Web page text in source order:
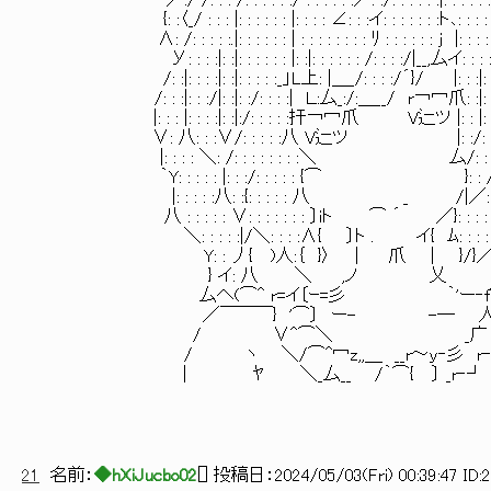
{: :〈_/ : : : |: : : : : : |: : : : ∠: : :イ: : : : : : :ト､: : : :
∧: /: : : : :.|: : : : : : | : : : : : : : : ﾘ : : : : : : j |: : : :
У: : : :|: :|: : : : : : |: :|: : : : : : /: : : :/|__,厶イ: : :
/: :|: : : :|: :|: : : : :_」L上: |＿_/: : : :/´}/ |: : :|: :
/: : :|: : :/|: :|: :/: : : :| Ｌ:厶_:/:＿__/ r￢冖爪: :|: :
|: : : |: : : :|: :|:/: : : : :扞￢冖爪 V辷ツ |: : |: :
∨: 八: : :∨/: : : : :八 V辷ツ |: :/: : :
|: : : : ＼: /: : : : : : : :＼ 厶/: :
｀Y: : : : : |: : :/: : : : : {⌒ }: : /:
|: : : : :八: :{: : : : : 八 _ /|／: :
八 : : : : : ∨: : : : : : : 〕iト ⌒ ´ ／}: : : :
＼: : : : :|/＼: : : :∧{ 〕ト . イ{ ﾑ: : : :
Y: : 丿{ )人:｛ }〉 | 爪 | }/}
} イ: 八 ＼ ,ノ 乂
厶へ(⌒^ r=イ〔ｰ=彡 ｀'ー‐f⌒
／￣￣￣} '⌒〕 ー- -― 人 ん
/ ∨^⌒＼ _广 ｛
/ ヽ ＼/⌒^冖z,,＿ __r～ｙ‐
| ﾔ ＼_厶__ /｀⌒{ 〕
21 名前： ◆hXiJucbo02 ] 投稿日： 2024/05/03(Fri) 00:39:47